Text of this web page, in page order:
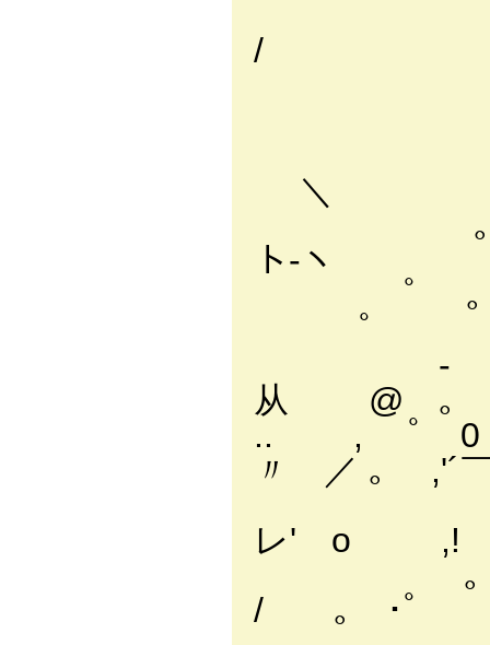
/
＼
｡ O 〃 ||
ト-ヽ
ﾟ ｡ ＼ヽ
ﾟ
- ･｡
从 @ ｡
.. , ﾟ 0 ─ /
〃 ／ ｡ ,'´
レ' o ,!
｡ ﾟ ｒ-
/ ｡ ･ﾟ